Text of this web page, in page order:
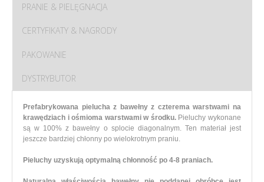
PRANIE & PIELĘGNACJA
CERTYFIKATY & NAGRODY
PAKOWANIE
DYSTRYBUTOR
Prefabrykowana pielucha z bawełny z czterema warstwami na
krawędziach i ośmioma warstwami w środku. Pieluchy wykonane
są w 100% z bawełny o splocie diagonalnym. Ten materiał jest
jeszcze bardziej chłonny po wielokrotnym praniu.
Pieluchy uzyskują optymalną chłonność po 4-8 praniach.